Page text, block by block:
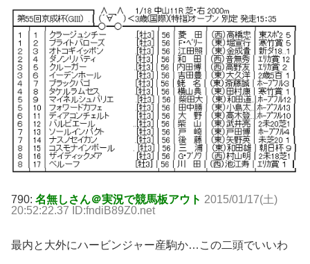
790: 名無しさん＠実況で競馬板アウト 2015/01/17(土)
20:52:22.37 ID:fndiB89Z0.net
最内と大外にハービンジャー産駒か…この二頭でいいわ